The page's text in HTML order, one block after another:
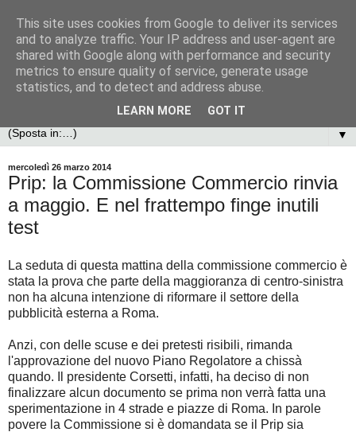
▼
mercoledì 26 marzo 2014
Prip: la Commissione Commercio rinvia
a maggio. E nel frattempo finge inutili
test
La seduta di questa mattina della commissione commercio è
stata la prova che parte della maggioranza di centro-sinistra
non ha alcuna intenzione di riformare il settore della
pubblicità esterna a Roma.
Anzi, con delle scuse e dei pretesti risibili, rimanda
l'approvazione del nuovo Piano Regolatore a chissà
quando. Il presidente Corsetti, infatti, ha deciso di non
finalizzare alcun documento se prima non verrà fatta una
sperimentazione in 4 strade e piazze di Roma. In parole
povere la Commissione si è domandata se il Prip sia
This site uses cookies from Google to deliver its services
and to analyze traffic. Your IP address and user-agent are
shared with Google along with performance and security
metrics to ensure quality of service, generate usage
statistics, and to detect and address abuse.
LEARN MORE GOT IT